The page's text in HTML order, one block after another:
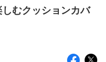
むクッションカバ